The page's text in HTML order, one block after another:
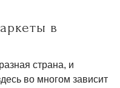
в
страна, и
во многом зависит